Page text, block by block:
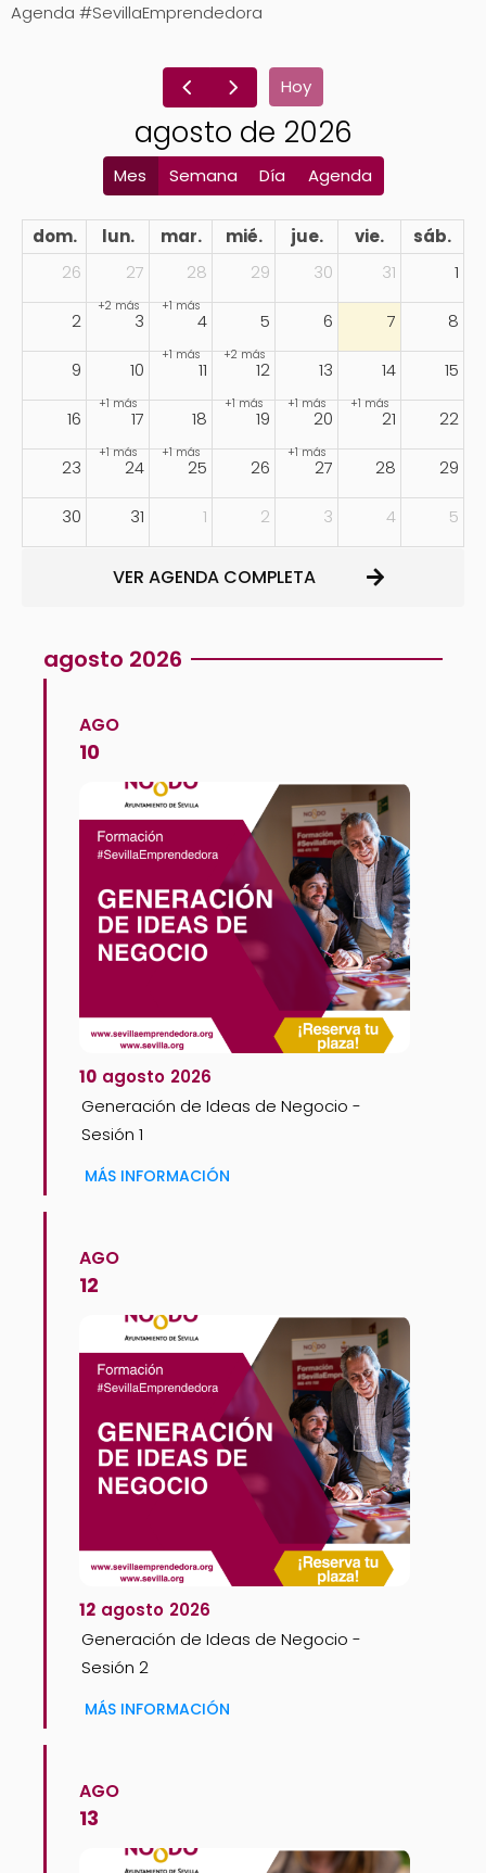
Agenda #SevillaEmprendedora
Hoy
agosto de 2026
Mes Semana Día Agenda
dom. lun. mar. mié. jue. vie.
sáb.
26
27
+2 más
28
+1 más
29 30 31 1
2 3 4
+1 más
5
+2 más
6 7 8
9 10
+1 más
11 12
+1 más
13
+1 más
14
+1 más
15
16 17
+1 más
18
+1 más
19 20
+1 más
21 22
23 24 25 26 27 28 29
30 31 1 2 3 4 5
VER AGENDA COMPLETA
agosto 2026
AGO
10
10 agosto 2026
Generación de Ideas de Negocio -
Sesión 1
MÁS INFORMACIÓN
AGO
12
12 agosto 2026
Generación de Ideas de Negocio -
Sesión 2
MÁS INFORMACIÓN
AGO
13